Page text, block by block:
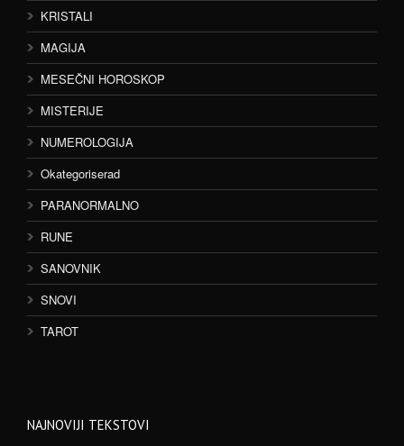
KRISTALI
MAGIJA
MESEČNI HOROSKOP
MISTERIJE
NUMEROLOGIJA
Okategoriserad
PARANORMALNO
RUNE
SANOVNIK
SNOVI
TAROT
NAJNOVIJI TEKSTOVI